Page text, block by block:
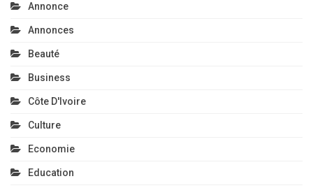
Annonce
Annonces
Beauté
Business
Côte D'Ivoire
Culture
Economie
Education